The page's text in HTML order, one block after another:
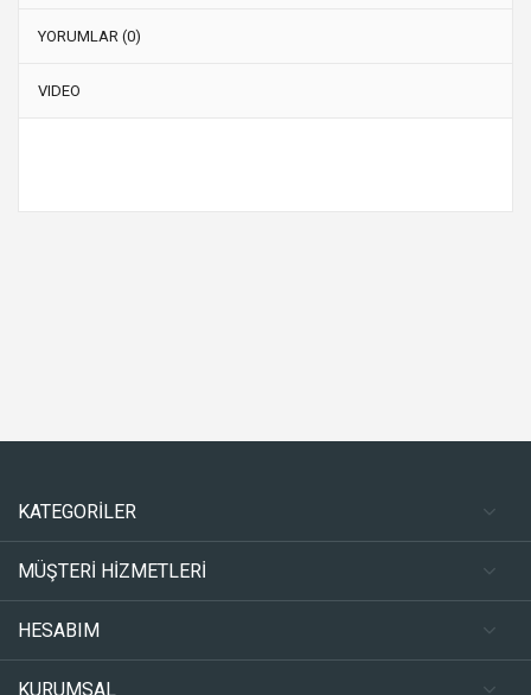
YORUMLAR (0)
VIDEO
KATEGORİLER
MÜŞTERİ HİZMETLERİ
HESABIM
KURUMSAL